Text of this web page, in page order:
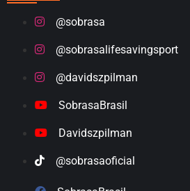
@sobrasa
@sobrasalifesavingsport
@davidszpilman
SobrasaBrasil
Davidszpilman
@sobrasaoficial